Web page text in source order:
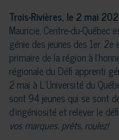
Trois-Rivières, le 2 mai
Mauricie, Centre-du-Québec
génie des jeunes des 1er,
primaire de la région à
régionale du Défi apprenti
2 mai à L’Université du
sont 94 jeunes qui se sont
d’ingéniosité et relever le
vos marques, prêts, roulez!